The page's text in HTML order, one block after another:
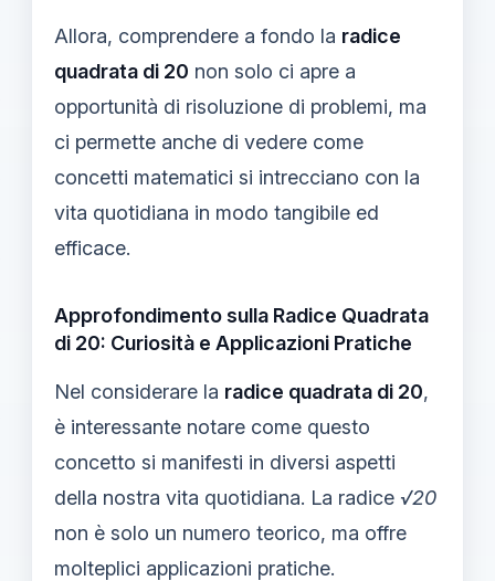
Allora, comprendere a fondo la radice
quadrata di 20 non solo ci apre a
opportunità di risoluzione di problemi, ma
ci permette anche di vedere come
concetti matematici si intrecciano con la
vita quotidiana in modo tangibile ed
efficace.
Approfondimento sulla Radice Quadrata
di 20: Curiosità e Applicazioni Pratiche
Nel considerare la radice quadrata di 20,
è interessante notare come questo
concetto si manifesti in diversi aspetti
della nostra vita quotidiana. La radice √20
non è solo un numero teorico, ma offre
molteplici applicazioni pratiche.